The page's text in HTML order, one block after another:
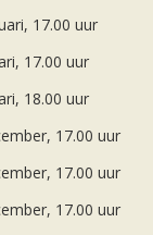
17.00 uur
17.00 uur
18.00 uur
17.00 uur
17.00 uur
17.00 uur